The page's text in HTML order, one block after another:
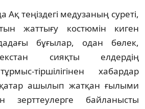
Ақ теңіздегі медузаның суреті,
жаттығу костюмін киген
бұғылар, одан бөлек,
сияқты елдердің
тіршілігінен хабардар
ашылып жатқан ғылыми
зерттеулерге байланысты